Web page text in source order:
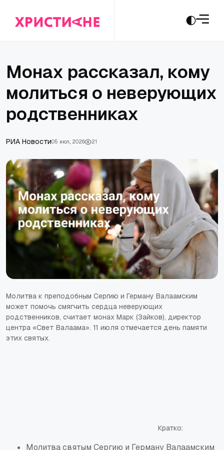
Монах рассказал, кому
молиться о неверующих
родственниках
РИА Новости05 июл., 2026 21
Молитва к преподобным Сергию и Герману Валаамским
может помочь смягчить сердца неверующих
родственников, считает монах Марк (Зайков), директор
центра «Свет Валаама». 11 июля отмечается день памяти
этих святых.
Кратко:
Молитва святым Сергию и Герману Валаамским